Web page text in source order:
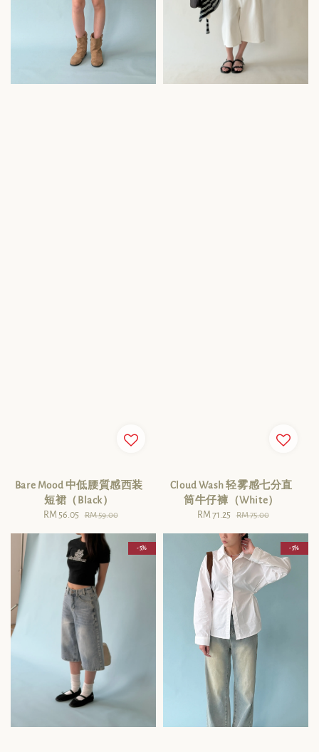
Bare Mood 中低腰質感西装
短裙（Black）
Sale
RM 56.05 Regular
RM 59.00
Cloud Wash 轻雾感七分直
筒牛仔褲（White）
Sale
RM 71.25 Regular
RM 75.00
- 5% - 5%